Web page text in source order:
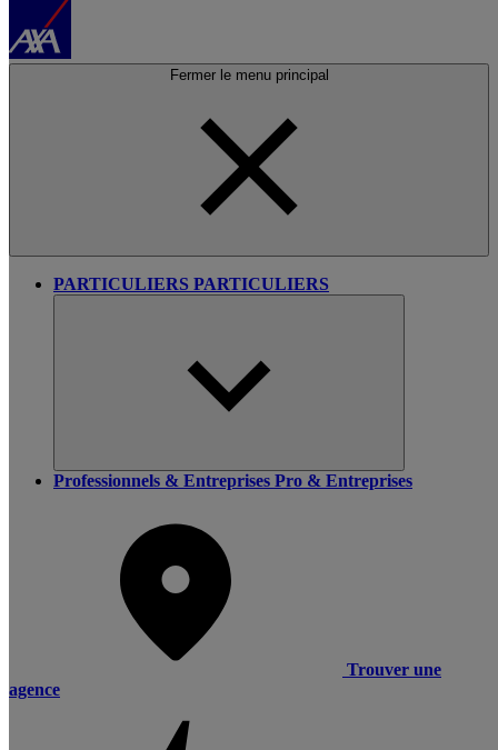
Fermer le menu principal
PARTICULIERS PARTICULIERS
Professionnels & Entreprises Pro & Entreprises
Trouver une
agence